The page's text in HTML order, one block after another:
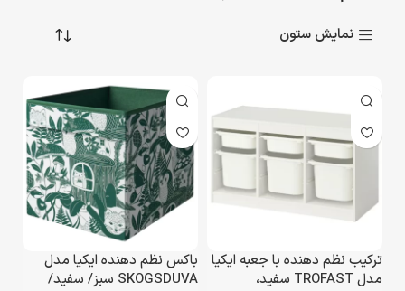
نمایش ستون
ترکیب نظم‌ دهنده با جعبه‌ ایکیا
مدل TROFAST سفید،
باکس نظم دهنده ایکیا مدل
SKOGSDUVA سبز/ سفید/